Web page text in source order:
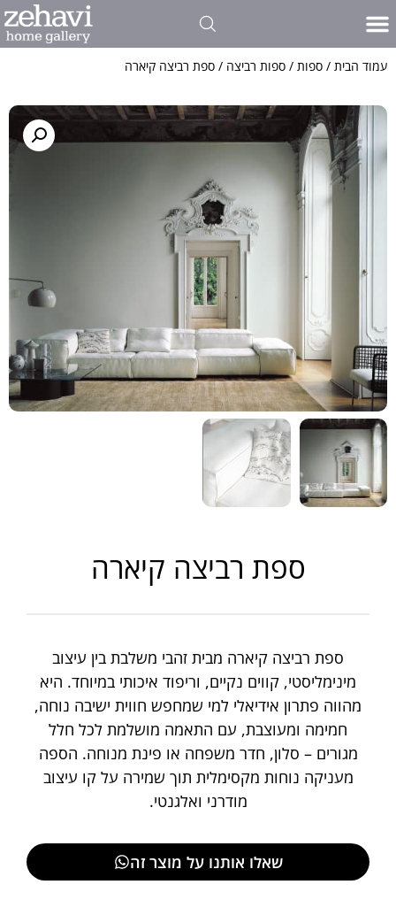
עמוד הבית / ספות / ספות רביצה / ספת רביצה קיארה
ספת רביצה קיארה
ספת רביצה קיארה מבית זהבי משלבת בין עיצוב
מינימליסטי, קווים נקיים, וריפוד איכותי במיוחד. היא
מהווה פתרון אידיאלי למי שמחפש חווית ישיבה נוחה,
חמימה ומעוצבת, עם התאמה מושלמת לכל חלל
מגורים – סלון, חדר משפחה או פינת מנוחה. הספה
מעניקה נוחות מקסימלית תוך שמירה על קו עיצוב
מודרני ואלגנטי.
שאלו אותנו על מוצר זה